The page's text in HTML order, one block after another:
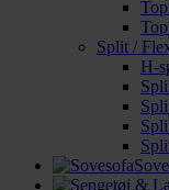
Split /
H-